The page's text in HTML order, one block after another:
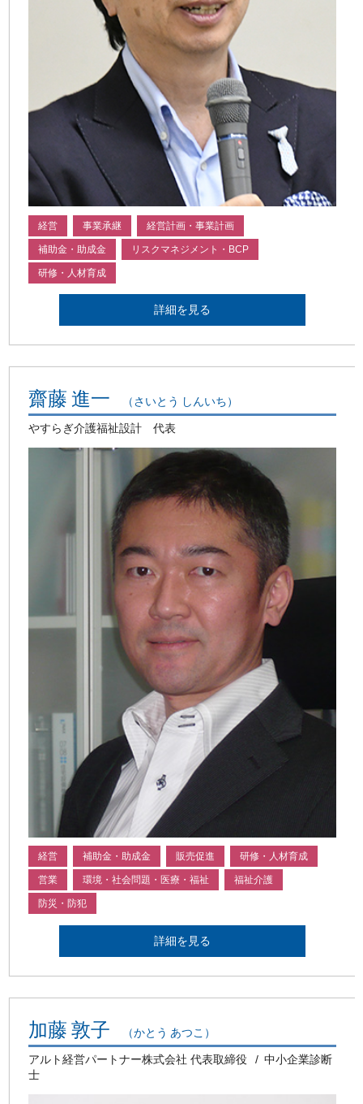
経営 事業承継 経営計画・事業計画
補助金・助成金 リスクマネジメント・BCP
研修・人材育成
詳細を見る
齋藤 進一 （さいとう しんいち）
やすらぎ介護福祉設計 代表
経営 補助金・助成金 販売促進 研修・人材育成
営業 環境・社会問題・医療・福祉 福祉介護
防災・防犯
詳細を見る
加藤 敦子 （かとう あつこ）
アルト経営パートナー株式会社 代表取締役
中小企業診断
士